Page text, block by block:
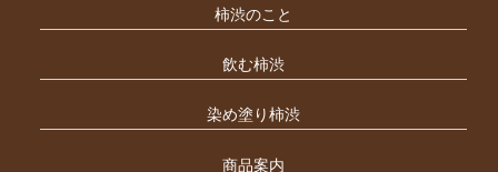
柿渋のこと
飲む柿渋
染め塗り柿渋
商品案内